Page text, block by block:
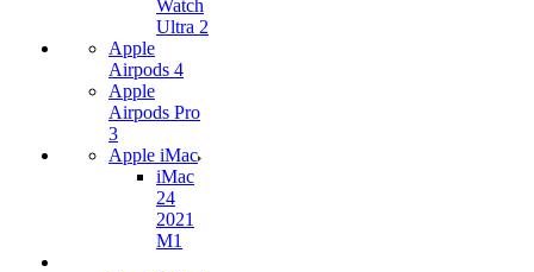
Watch
Ultra 2
Apple
Airpods 4
Apple
Airpods Pro
3
Apple iMac
iMac
24
2021
M1